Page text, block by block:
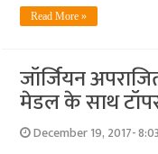
Read More »
जॉर्जियन
मेडल के साथ
December 19, 2017-